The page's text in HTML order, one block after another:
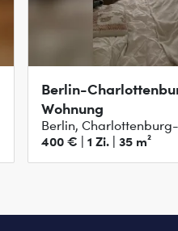
Berlin-
Wohnung
Berlin,
400 € | 1 Zi. | 35 m²